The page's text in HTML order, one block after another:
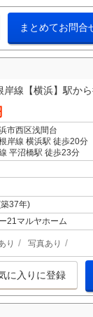
まとめてお問合
線【横浜】駅から
市西区浅間台
岸線 横浜駅 徒歩20分
平沼橋駅 徒歩23分
37年)
21マルヤホーム
り 写真あり
に入りに登録